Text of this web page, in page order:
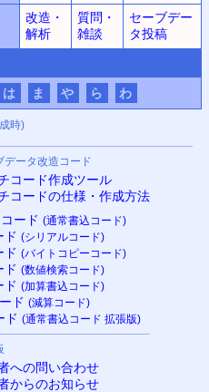
改造・
解析
質問・
雑談
セーブデー
タ投稿
は ま や ら わ
時)
データ改造コード
コード作成ツール
コードの仕様・作成方法
ード (通常書込コード)
ド (シリアルコード)
ド (バイトコピーコード)
ド (数値検索コード)
ド (加算書込コード)
ド (減算コード)
ド (通常書込コード 拡張版)
への問い合わせ
からのお知らせ